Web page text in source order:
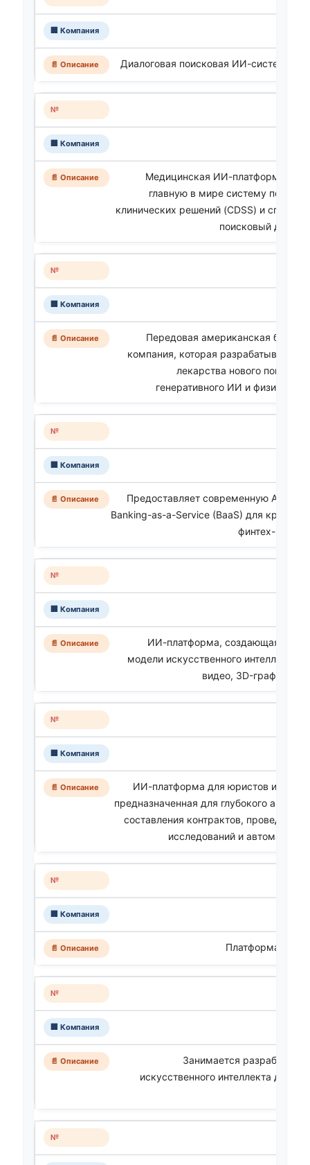
Диалоговая поисковая ИИ-система
Медицинская ИИ-платформа,
главную в мире систему
клинических решений (CDSS) и
поисковый
Передовая американская
компания, которая разрабатывает
лекарства нового
генеративного ИИ и
Предоставляет современную API-
Banking-as-a-Service (BaaS) для
финтех- и
ИИ-платформа, создающая
модели искусственного интеллекта
видео, 3D-графики и
ИИ-платформа для юристов и
предназначенная для глубокого
составления контрактов, проведения
исследований и
Платформа для
Занимается разработкой
искусственного интеллекта для